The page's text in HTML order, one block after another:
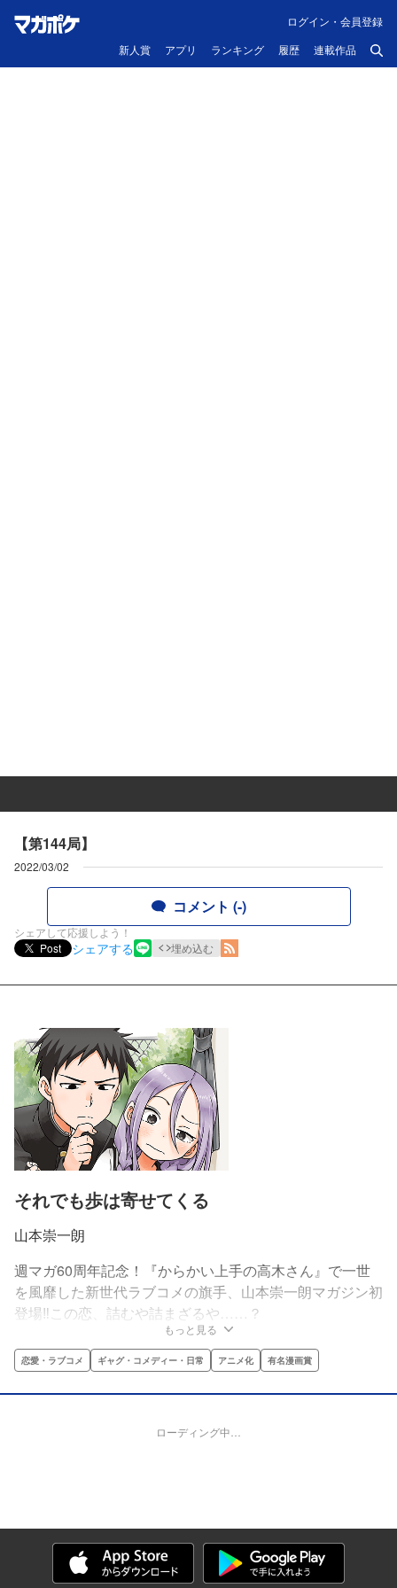
新人賞 アプリ ランキング 履歴 連載作品
ログイン・会員登録
【第144局】
2022/03/02
コメント (-)
シェアして応援しよう！
Post
シェアする 埋め込む
それでも歩は寄せてくる
山本崇一朗
週マガ60周年記念！『からかい上手の高木さん』で一世
を風靡した新世代ラブコメの旗手、山本崇一朗マガジン初
登場‼この恋、詰むや詰まざるや……？
もっと見る
恋愛・ラブコメ ギャグ・コメディー・日常 アニメ化 有名漫画賞
ローディング中…